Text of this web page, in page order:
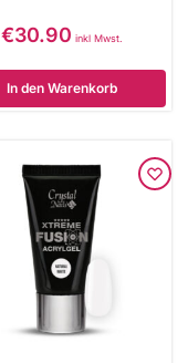
€30.90 inkl Mwst.
In den Warenkorb